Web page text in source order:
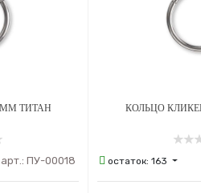
ММ ТИТАН
арт.: ПУ-00018
КОЛЬЦО
остаток:163